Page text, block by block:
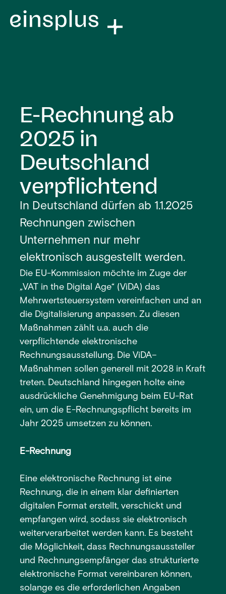
E-Rechnung ab
2025 in
Deutschland
verpflichtend
In Deutschland dürfen ab 1.1.2025
Rechnungen zwischen
Unternehmen nur mehr
elektronisch ausgestellt werden.
Die EU-Kommission möchte im Zuge der
„VAT in the Digital Age“ (ViDA) das
Mehrwertsteuersystem vereinfachen und an
die Digitalisierung anpassen. Zu diesen
Maßnahmen zählt u.a. auch die
verpflichtende elektronische
Rechnungsausstellung. Die ViDA–
Maßnahmen sollen generell mit 2028 in Kraft
treten. Deutschland hingegen holte eine
ausdrückliche Genehmigung beim EU-Rat
ein, um die E-Rechnungspflicht bereits im
Jahr 2025 umsetzen zu können.
E-Rechnung
Eine elektronische Rechnung ist eine
Rechnung, die in einem klar definierten
digitalen Format erstellt, verschickt und
empfangen wird, sodass sie elektronisch
weiterverarbeitet werden kann. Es besteht
die Möglichkeit, dass Rechnungsaussteller
und Rechnungsempfänger das strukturierte
elektronische Format vereinbaren können,
solange es die erforderlichen Angaben